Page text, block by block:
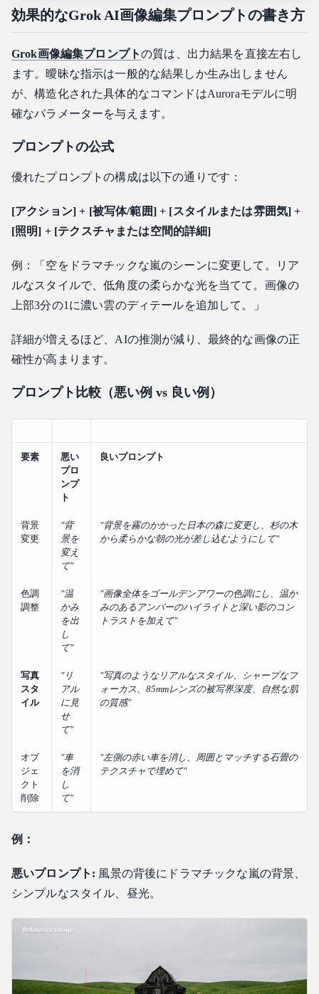
効果的なGrok AI画像編集プロンプトの書き方
Grok画像編集プロンプトの質は、出力結果を直接左右し
ます。曖昧な指示は一般的な結果しか生み出しません
が、構造化された具体的なコマンドはAuroraモデルに明
確なパラメーターを与えます。
プロンプトの公式
優れたプロンプトの構成は以下の通りです：
[アクション] + [被写体/範囲] + [スタイルまたは雰囲気] +
[照明] + [テクスチャまたは空間的詳細]
例：「空をドラマチックな嵐のシーンに変更して。リア
ルなスタイルで、低角度の柔らかな光を当てて。画像の
上部3分の1に濃い雲のディテールを追加して。」
詳細が増えるほど、AIの推測が減り、最終的な画像の正
確性が高まります。
プロンプト比較（悪い例 vs 良い例）
要素
悪い
プロ
ンプ
ト
良いプロンプト
背景
変更
"背
景を
変え
て"
"背景を霧のかかった日本の森に変更し、杉の木
から柔らかな朝の光が差し込むようにして"
色調
調整
"温
かみ
を出
し
て"
"画像全体をゴールデンアワーの色調にし、温か
みのあるアンバーのハイライトと深い影のコン
トラストを加えて"
写真
スタ
イル
"リ
アル
に見
せ
て"
"写真のようなリアルなスタイル、シャープなフ
ォーカス、85mmレンズの被写界深度、自然な肌
の質感"
オブ
ジェ
クト
削除
"車
を消
し
て"
"左側の赤い車を消し、周囲とマッチする石畳の
テクスチャで埋めて"
例：
悪いプロンプト: 風景の背後にドラマチックな嵐の背景、
シンプルなスタイル、昼光。